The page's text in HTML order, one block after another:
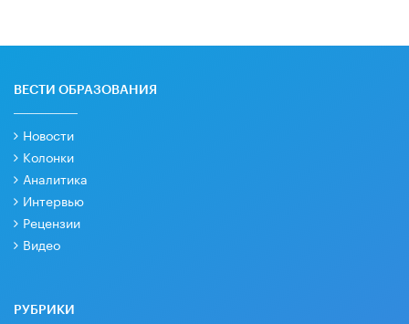
ВЕСТИ ОБРАЗОВАНИЯ
Новости
Колонки
Аналитика
Интервью
Рецензии
Видео
РУБРИКИ